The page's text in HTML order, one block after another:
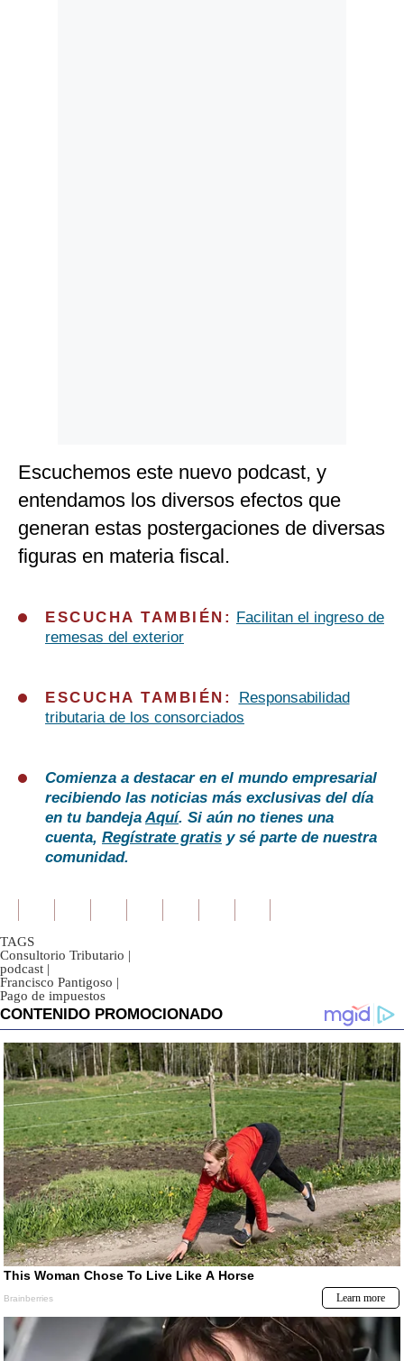
Escuchemos este nuevo podcast, y
entendamos los diversos efectos que
generan estas postergaciones de diversas
figuras en materia fiscal.
ESCUCHA TAMBIÉN: Facilitan el ingreso de
remesas del exterior
ESCUCHA TAMBIÉN: Responsabilidad
tributaria de los consorciados
Comienza a destacar en el mundo empresarial
recibiendo las noticias más exclusivas del día
en tu bandejaAquí. Si aún no tienes una
cuenta, Regístrate gratis y sé parte de nuestra
comunidad.
TAGS
Consultorio Tributario |
podcast |
Francisco Pantigoso |
Pago de impuestos